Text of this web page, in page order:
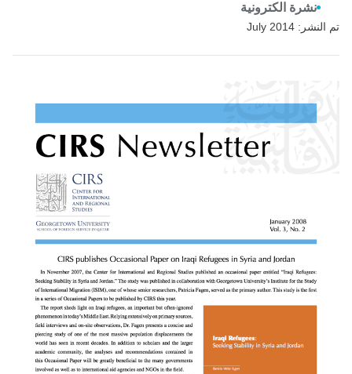
نشرة الكترونية
تم النشر: July 2014